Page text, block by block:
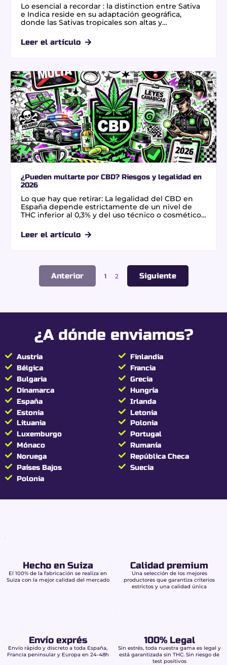
Lo esencial a recordar : la distinction entre Sativa
e Indica reside en su adaptación geográfica,
donde las Sativas tropicales son altas y
compactas y relajantes. Esta clasificación ayuda a
elegir variedades según el momento del día,
en un 37%.
Leer el artículo
¿Pueden multarte por CBD? Riesgos y legalidad en
2026
Lo que hay que retirar: La legalidad del CBD en
España depende estrictamente de un nivel de
THC inferior al 0,3% y del uso técnico o cosmético.
tráfico, donde cualquier traza de THC en saliva
conlleva multas de 1.000 € y la pérdida de 6
Leer el artículo
Anterior 1 2 Siguiente
¿A dónde enviamos?
Austria
Bélgica
Bulgaria
Dinamarca
España
Estonia
Finlandia
Francia
Grecia
Hungría
Irlanda
Letonia
Lituania
Luxemburgo
Mónaco
Noruega
Países Bajos
Polonia
Polonia
Portugal
Rumanía
República Checa
Suecia
Hecho en Suiza
El 100% de la fabricación se realiza en
Suiza con la mejor calidad del mercado
Calidad premium
Una selección de los mejores
productores que garantiza criterios
estrictos y una calidad única
Envío exprés
Envío rápido y discreto a toda España,
Francia peninsular y Europa en 24-48h
100% Legal
Sin estrés, toda nuestra gama es legal y
está garantizada sin THC. Sin riesgo de
test positivos